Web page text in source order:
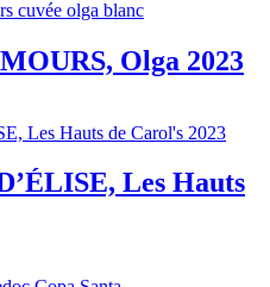
Olga 2023
Les Hauts